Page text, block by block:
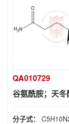
QA010729
谷氨酰胺；天
分子式：